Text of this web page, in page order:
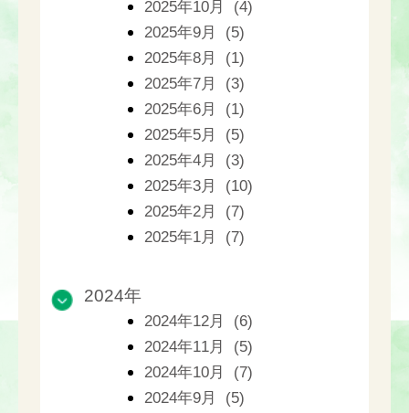
2025年10月 (4)
2025年9月 (5)
2025年8月 (1)
2025年7月 (3)
2025年6月 (1)
2025年5月 (5)
2025年4月 (3)
2025年3月 (10)
2025年2月 (7)
2025年1月 (7)
2024年
2024年12月 (6)
2024年11月 (5)
2024年10月 (7)
2024年9月 (5)